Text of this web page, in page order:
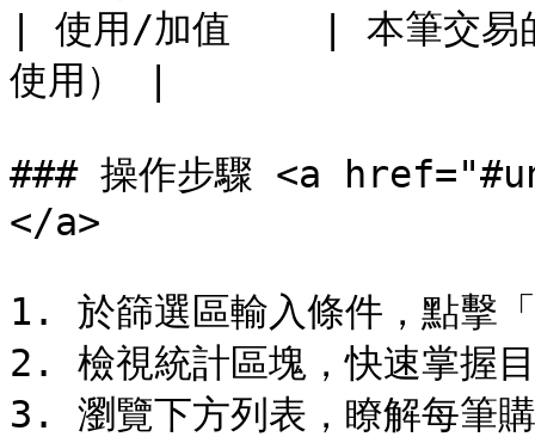
| 使用/加值    | 本筆交易的
使用） |
### 操作步驟 <a
</a>
1. 於篩選區輸入條件，點擊
2. 檢視統計區塊，快速掌握
3. 瀏覽下方列表，瞭解每筆